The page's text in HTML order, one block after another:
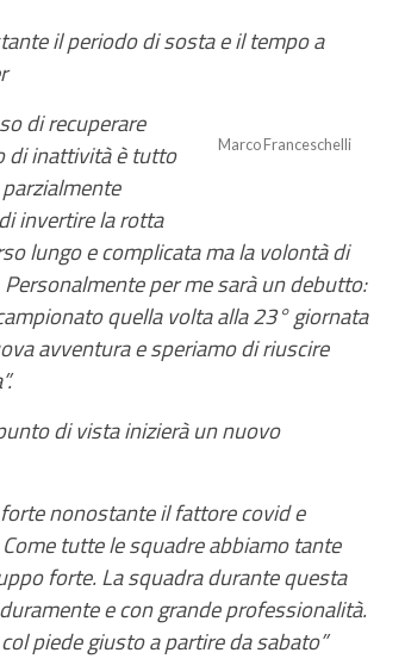
il periodo di sosta e il tempo a
Marco Franceschelli
di recuperare
di inattività è tutto
invertire la rotta
lungo e complicata ma la volontà di
per me sarà un debutto:
quella volta alla 23° giornata
avventura e speriamo di riuscire
di vista inizierà un nuovo
nonostante il fattore covid e
tutte le squadre abbiamo tante
forte. La squadra durante questa
e con grande professionalità.
piede giusto a partire da sabato”